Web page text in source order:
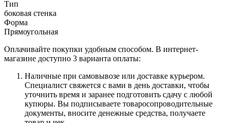
Тип
боковая стенка
Форма
Прямоугольная
Оплачивайте покупки удобным способом. В интернет-
магазине доступно 3 варианта оплаты:
Наличные при самовывозе или доставке курьером.
Специалист свяжется с вами в день доставки, чтобы
уточнить время и заранее подготовить сдачу с любой
купюры. Вы подписываете товаросопроводительные
документы, вносите денежные средства, получаете